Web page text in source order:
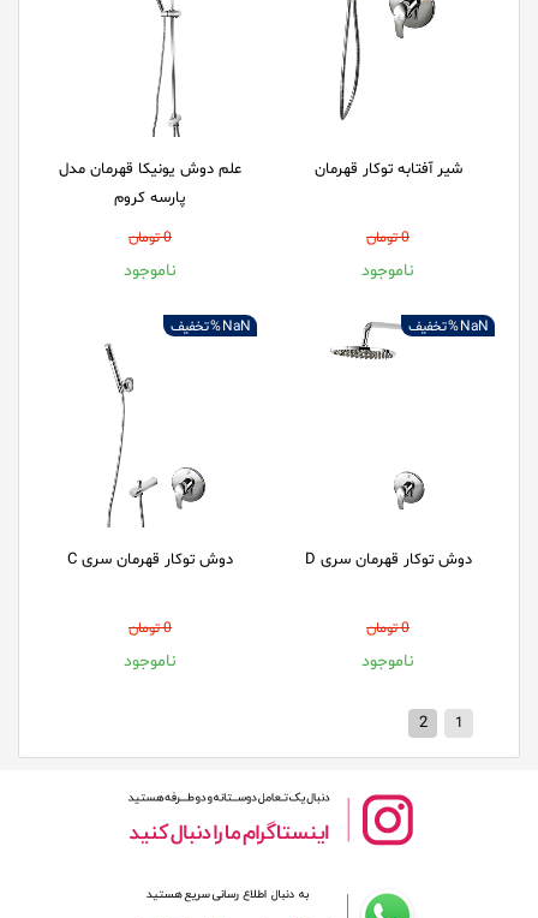
علم دوش یونیکا قهرمان مدل
پارسه کروم
0 تومان
ناموجود
شیر آفتابه توکار قهرمان
0 تومان
ناموجود
NaN % تخفیف
دوش توکار قهرمان سری C
0 تومان
ناموجود
NaN % تخفیف
دوش توکار قهرمان سری D
0 تومان
ناموجود
1
2